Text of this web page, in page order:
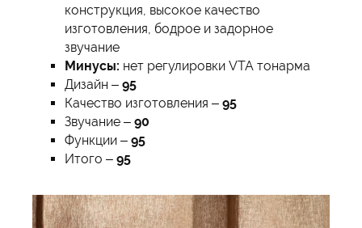
конструкция, высокое качество
изготовления, бодрое и задорное
звучание
Минусы: нет регулировки VTA тонарма
Дизайн – 95
Качество изготовления – 95
Звучание – 90
Функции – 95
Итого – 95